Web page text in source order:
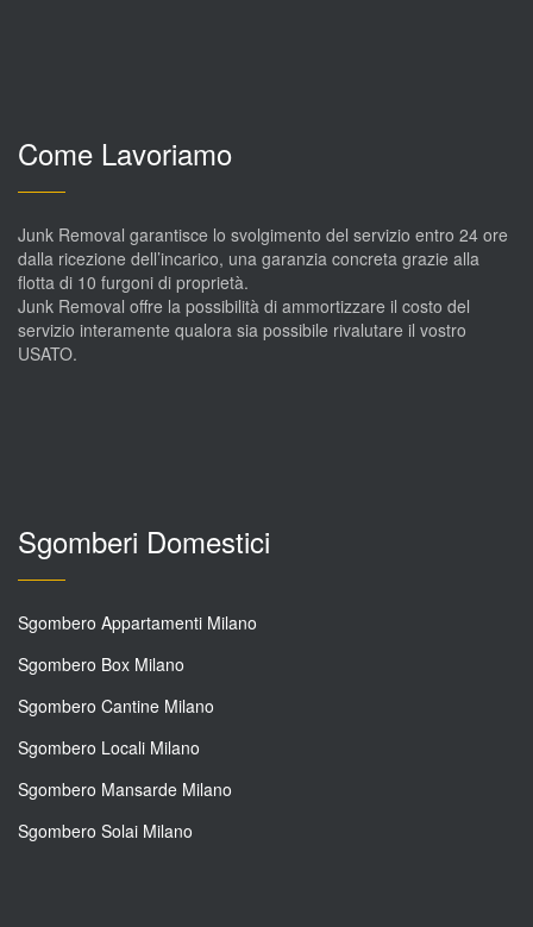
Come Lavoriamo
Junk Removal garantisce lo svolgimento del servizio entro 24 ore
dalla ricezione dell’incarico, una garanzia concreta grazie alla
flotta di 10 furgoni di proprietà.
Junk Removal offre la possibilità di ammortizzare il costo del
servizio interamente qualora sia possibile rivalutare il vostro
USATO.
Sgomberi Domestici
Sgombero Appartamenti Milano
Sgombero Box Milano
Sgombero Cantine Milano
Sgombero Locali Milano
Sgombero Mansarde Milano
Sgombero Solai Milano